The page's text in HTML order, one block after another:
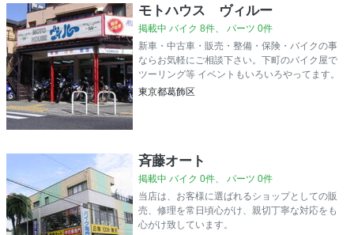
モトハウス ヴィルー
掲載中 バイク 8件、 パーツ 0件
新車・中古車・販売・整備・保険・バイクの事
ならお気軽にご相談下さい。下町のバイク屋で
ツーリング等 イベントもいろいろやってます。
東京都葛飾区
斉藤オート
掲載中 バイク 0件、 パーツ 0件
当店は、お客様に選ばれるショップとしての販
売、修理を常日頃心がけ、親切丁寧な対応をも
心がけ致しています。